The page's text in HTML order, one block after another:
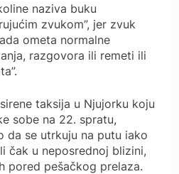
naziva buku
zvukom”, jer zvuk
ometa normalne
razgovora ili remeti ili
taksija u Njujorku koju
sobe na 22. spratu,
da se utrkuju na putu iako
čak u neposrednoj blizini,
pored pešačkog prelaza.